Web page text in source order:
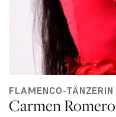
FLAMENCO-TÄNZERIN
Carmen Romero